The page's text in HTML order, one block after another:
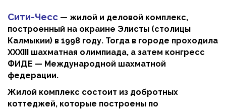
Сити-Чесс — жилой и деловой комплекс,
построенный на окраине Элисты (столицы
Калмыкии) в 1998 году. Тогда в городе проходила
XXXIII шахматная олимпиада, а затем конгресс
ФИДЕ — Международной шахматной
федерации.
Жилой комплекс состоит из добротных
коттеджей, которые построены по